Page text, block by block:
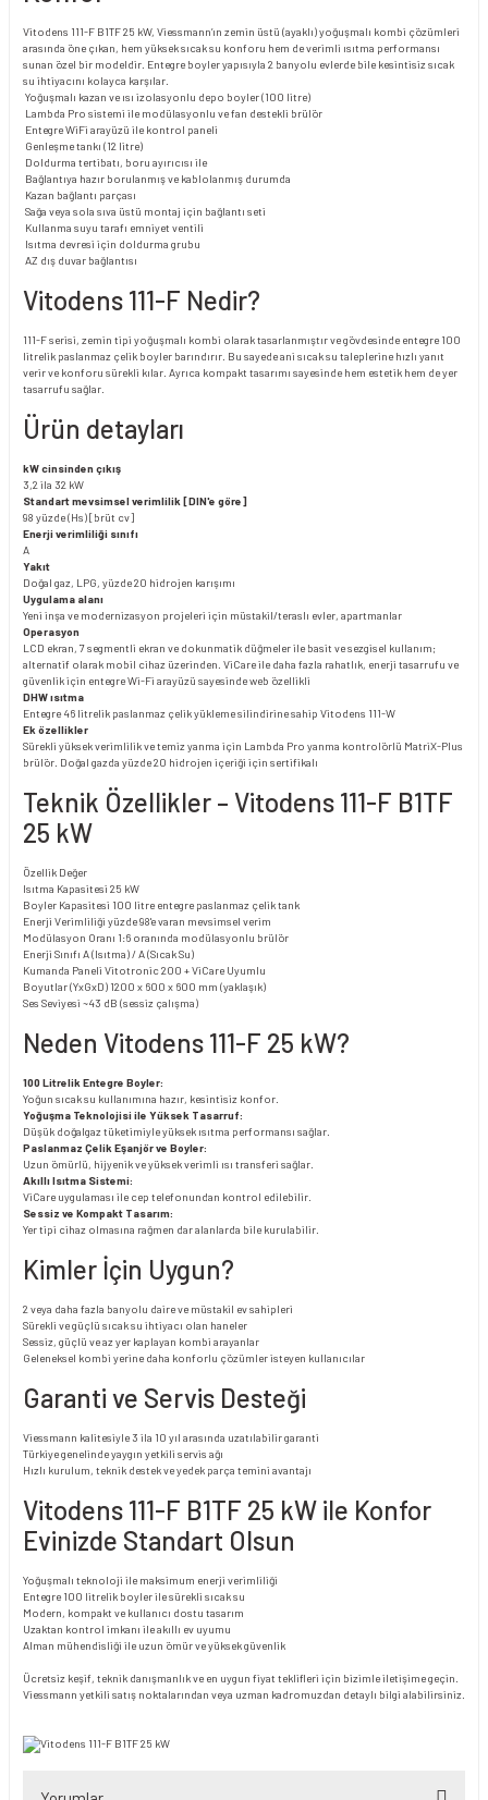
Vitodens 111-F B1TF 25 kW, Viessmann’ın zemin üstü (ayaklı) yoğuşmalı kombi çözümleri
arasında öne çıkan, hem yüksek sıcak su konforu hem de verimli ısıtma performansı
sunan özel bir modeldir. Entegre boyler yapısıyla 2 banyolu evlerde bile kesintisiz sıcak
su ihtiyacını kolayca karşılar.
Yoğuşmalı kazan ve ısı izolasyonlu depo boyler (100 litre)
Lambda Pro sistemi ile modülasyonlu ve fan destekli brülör
Entegre WiFi arayüzü ile kontrol paneli
Genleşme tankı (12 litre)
Doldurma tertibatı, boru ayırıcısı ile
Bağlantıya hazır borulanmış ve kablolanmış durumda
Kazan bağlantı parçası
Sağa veya sola sıva üstü montaj için bağlantı seti
Kullanma suyu tarafı emniyet ventili
Isıtma devresi için doldurma grubu
AZ dış duvar bağlantısı
Vitodens 111-F Nedir?
111-F serisi, zemin tipi yoğuşmalı kombi olarak tasarlanmıştır ve gövdesinde entegre 100
litrelik paslanmaz çelik boyler barındırır. Bu sayede ani sıcak su taleplerine hızlı yanıt
verir ve konforu sürekli kılar. Ayrıca kompakt tasarımı sayesinde hem estetik hem de yer
tasarrufu sağlar.
Ürün detayları
kW cinsinden çıkış
3,2 ila 32 kW
Standart mevsimsel verimlilik [DIN'e göre]
98 yüzde (Hs) [brüt cv]
Enerji verimliliği sınıfı
A
Yakıt
Doğal gaz, LPG, yüzde 20 hidrojen karışımı
Uygulama alanı
Yeni inşa ve modernizasyon projeleri için müstakil/teraslı evler, apartmanlar
Operasyon
LCD ekran, 7 segmentli ekran ve dokunmatik düğmeler ile basit ve sezgisel kullanım;
alternatif olarak mobil cihaz üzerinden. ViCare ile daha fazla rahatlık, enerji tasarrufu ve
güvenlik için entegre Wi-Fi arayüzü sayesinde web özellikli
DHW ısıtma
Entegre 46 litrelik paslanmaz çelik yükleme silindirine sahip Vitodens 111-W
Ek özellikler
Sürekli yüksek verimlilik ve temiz yanma için Lambda Pro yanma kontrolörlü MatriX-Plus
brülör. Doğal gazda yüzde 20 hidrojen içeriği için sertifikalı
Teknik Özellikler – Vitodens 111-F B1TF
25 kW
Özellik Değer
Isıtma Kapasitesi 25 kW
Boyler Kapasitesi 100 litre entegre paslanmaz çelik tank
Enerji Verimliliği yüzde 98'e varan mevsimsel verim
Modülasyon Oranı 1:6 oranında modülasyonlu brülör
Enerji Sınıfı A (Isıtma) / A (Sıcak Su)
Kumanda Paneli Vitotronic 200 + ViCare Uyumlu
Boyutlar (YxGxD) 1200 x 600 x 600 mm (yaklaşık)
Ses Seviyesi ~43 dB (sessiz çalışma)
Neden Vitodens 111-F 25 kW?
100 Litrelik Entegre Boyler:
Yoğun sıcak su kullanımına hazır, kesintisiz konfor.
Yoğuşma Teknolojisi ile Yüksek Tasarruf:
Düşük doğalgaz tüketimiyle yüksek ısıtma performansı sağlar.
Paslanmaz Çelik Eşanjör ve Boyler:
Uzun ömürlü, hijyenik ve yüksek verimli ısı transferi sağlar.
Akıllı Isıtma Sistemi:
ViCare uygulaması ile cep telefonundan kontrol edilebilir.
Sessiz ve Kompakt Tasarım:
Yer tipi cihaz olmasına rağmen dar alanlarda bile kurulabilir.
Kimler İçin Uygun?
2 veya daha fazla banyolu daire ve müstakil ev sahipleri
Sürekli ve güçlü sıcak su ihtiyacı olan haneler
Sessiz, güçlü ve az yer kaplayan kombi arayanlar
Geleneksel kombi yerine daha konforlu çözümler isteyen kullanıcılar
Garanti ve Servis Desteği
Viessmann kalitesiyle 3 ila 10 yıl arasında uzatılabilir garanti
Türkiye genelinde yaygın yetkili servis ağı
Hızlı kurulum, teknik destek ve yedek parça temini avantajı
Vitodens 111-F B1TF 25 kW ile Konfor
Evinizde Standart Olsun
Yoğuşmalı teknoloji ile maksimum enerji verimliliği
Entegre 100 litrelik boyler ile sürekli sıcak su
Modern, kompakt ve kullanıcı dostu tasarım
Uzaktan kontrol imkanı ile akıllı ev uyumu
Alman mühendisliği ile uzun ömür ve yüksek güvenlik
Ücretsiz keşif, teknik danışmanlık ve en uygun fiyat teklifleri için bizimle iletişime geçin.
Viessmann yetkili satış noktalarından veya uzman kadromuzdan detaylı bilgi alabilirsiniz.